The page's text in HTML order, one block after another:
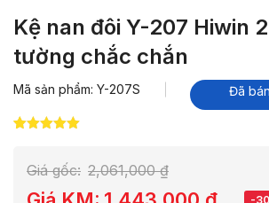
Kệ nan đôi Y-207 Hiwin
tường chắc chắn
Mã sản phẩm: Y-207S Đã
đánh giá
Giá gốc: 2,061,000₫
-